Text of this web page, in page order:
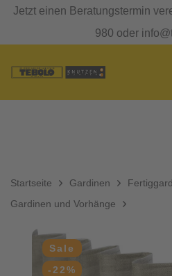
Jetzt einen Beratungstermin
980 oder
Startseite Gardinen
Gardinen und Vorhänge
Sale
-22%